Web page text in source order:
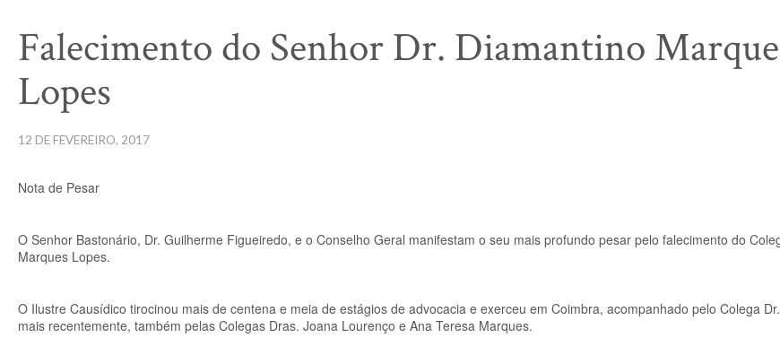
Falecimento do Senhor Dr. Diamantino
Lopes
12 DE FEVEREIRO, 2017
Nota de Pesar
O Senhor Bastonário, Dr. Guilherme Figueiredo, e o Conselho Geral manifestam o seu mais profundo pesar pelo falecimento do
Marques Lopes.
O Ilustre Causídico tirocinou mais de centena e meia de estágios de advocacia e exerceu em Coimbra, acompanhado pelo Colega
mais recentemente, também pelas Colegas Dras. Joana Lourenço e Ana Teresa Marques.